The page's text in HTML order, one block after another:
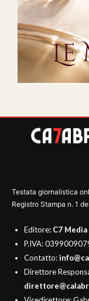
Testata giornalistica
Registro Stampa n. 1
Editore: C7 Media
P.IVA:
Contatto:
Direttore